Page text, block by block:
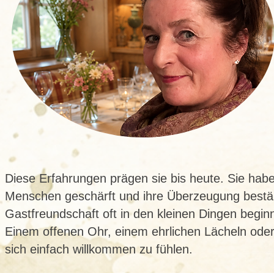
Diese Erfahrungen prägen sie bis heute. Sie
Menschen geschärft und ihre Überzeugung
Gastfreundschaft oft in den kleinen Dingen
Einem offenen Ohr, einem ehrlichen Lächeln
sich einfach willkommen zu fühlen.